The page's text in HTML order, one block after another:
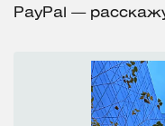
PayPal —